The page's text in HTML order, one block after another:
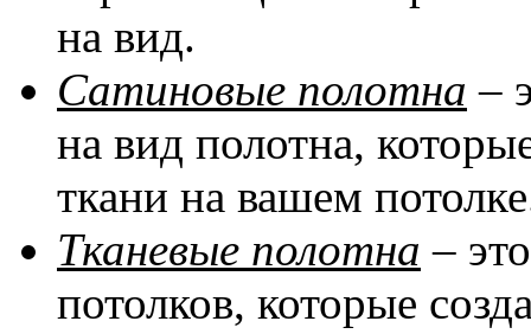
на вид.
Сатиновые полотна –
на вид полотна,
ткани на вашем
Тканевые полотна –
потолков, которые